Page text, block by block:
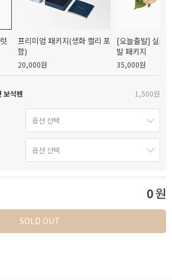
프리미엄 패키지(생화 캘리 포
함)
20,000원
[오늘출발] 실크
발 패키지
35,000원
보석펜 1,500원
0원
SOLD OUT